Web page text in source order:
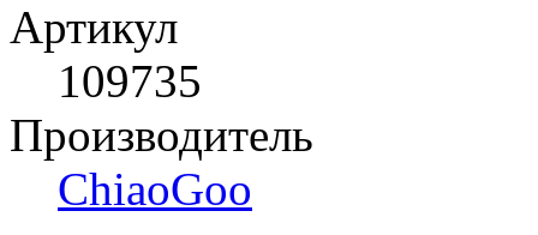
Артикул
109735
Производитель
ChiaoGoo